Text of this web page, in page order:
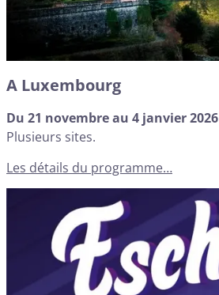
A Luxembourg
Du 21 novembre au 4 janvier 2026
Plusieurs sites.
Les détails du programme…